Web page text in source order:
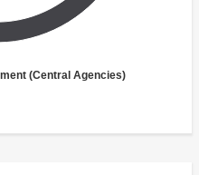
(Central Agencies)